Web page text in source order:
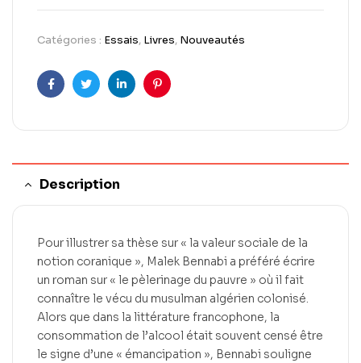
Catégories : Essais, Livres, Nouveautés
FacebookTwitterLinkedInPinterest
Description
Pour illustrer sa thèse sur « la valeur sociale de la
notion coranique », Malek Bennabi a préféré écrire
un roman sur « le pèlerinage du pauvre » où il fait
connaître le vécu du musulman algérien colonisé.
Alors que dans la littérature francophone, la
consommation de l’alcool était souvent censé être
le signe d’une « émancipation », Bennabi souligne